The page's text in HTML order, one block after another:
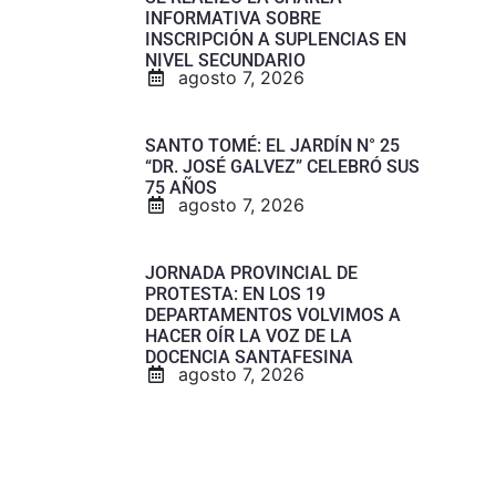
INFORMATIVA SOBRE
INSCRIPCIÓN A SUPLENCIAS EN
NIVEL SECUNDARIO
agosto 7, 2026
SANTO TOMÉ: EL JARDÍN N° 25
“DR. JOSÉ GALVEZ” CELEBRÓ SUS
75 AÑOS
agosto 7, 2026
JORNADA PROVINCIAL DE
PROTESTA: EN LOS 19
DEPARTAMENTOS VOLVIMOS A
HACER OÍR LA VOZ DE LA
DOCENCIA SANTAFESINA
agosto 7, 2026